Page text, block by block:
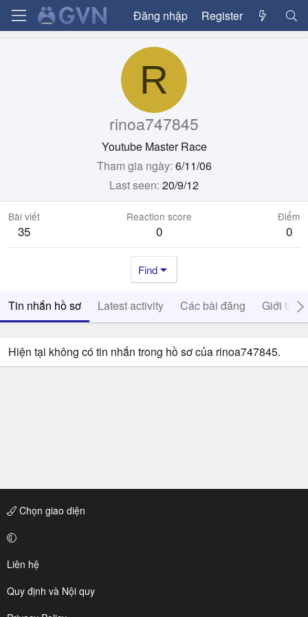
Đăng nhập Register
R
rinoa747845
Youtube Master Race
Tham gia ngày 6/11/06
Last seen 20/9/12
Bài viết
35
Reaction score
0
Điểm
0
Find
Tin nhắn hồ sơ Latest activity Các bài đăng Giới thiệu
Hiện tại không có tin nhắn trong hồ sơ của rinoa747845.
Chọn giao diện
Liên hệ
Quy định và Nội quy